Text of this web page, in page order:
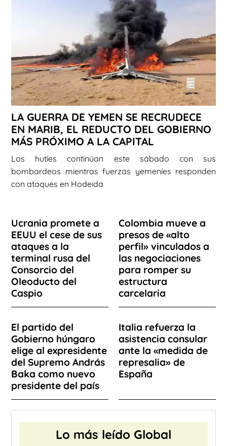
LA GUERRA DE YEMEN SE RECRUDECE
EN MARIB, EL REDUCTO DEL GOBIERNO
MÁS PRÓXIMO A LA CAPITAL
Los hutíes continúan este sábado con sus
bombardeos mientras fuerzas yemeníes responden
con ataques en Hodeida
Ucrania promete a
EEUU el cese de sus
ataques a la
terminal rusa del
Consorcio del
Oleoducto del
Caspio
Colombia mueve a
presos de «alto
perfil» vinculados a
las negociaciones
para romper su
estructura
carcelaria
El partido del
Gobierno húngaro
elige al expresidente
del Supremo András
Baka como nuevo
presidente del país
Italia refuerza la
asistencia consular
ante la «medida de
represalia» de
España
Lo más leído Global